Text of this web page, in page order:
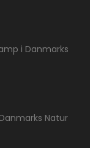
i Danmarks
Natur